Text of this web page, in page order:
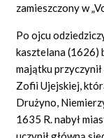
zamieszczony w
Po ojcu
kasztelana (1626)
majątku
Zofii Ujejskiej,
Drużyno,
1635 R. nabył